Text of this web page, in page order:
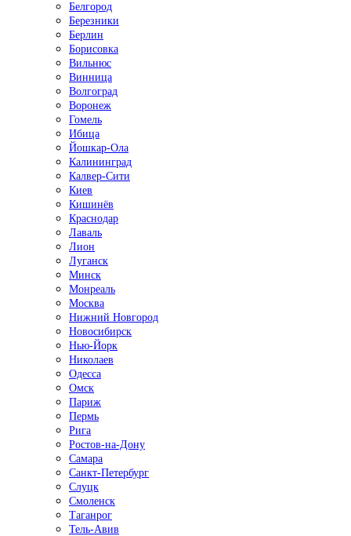
Белгород
Березники
Берлин
Борисовка
Вильнюс
Винница
Волгоград
Воронеж
Гомель
Ибица
Йошкар-Ола
Калининград
Калвер-Сити
Киев
Кишинёв
Краснодар
Лаваль
Лион
Луганск
Минск
Монреаль
Москва
Нижний Новгород
Новосибирск
Нью-Йорк
Николаев
Одесса
Омск
Париж
Пермь
Рига
Ростов-на-Дону
Самара
Санкт-Петербург
Слуцк
Смоленск
Таганрог
Тель-Авив